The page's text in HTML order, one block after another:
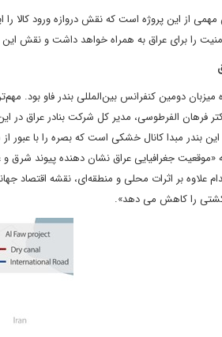
از این پروژه است که نقش دروازه ورود کالا را
را برای عراق به همراه خواهد داشت و نقش
2022 بصره میزبان دومین کنفرانس بین‌المللی بندر
فرهان الفرطوسی، مدیر کل شرکت بنادر عراق در
بندر مبدا کانال خشکی است که بصره را با عبور از
«موقعیت جغرافیایی عراق نشان دهنده پیوند
علاوه بر اثرات محلی و منطقه‌ای، نقشه اقتصاد